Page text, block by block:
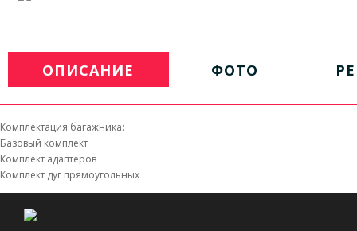
ОПИСАНИЕ ФОТО
Комплектация багажника:
Базовый комплект
Комплект адаптеров
Комплект дуг прямоугольных